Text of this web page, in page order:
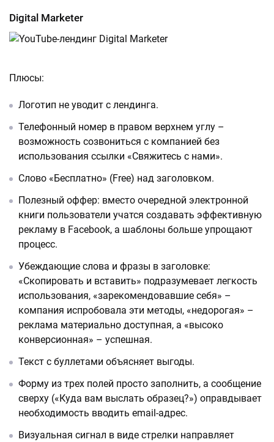
Digital Marketer
Плюсы:
Логотип не уводит с лендинга.
Телефонный номер в правом верхнем углу –
возможность созвониться с компанией без
использования ссылки «Свяжитесь с нами».
Слово «Бесплатно» (Free) над заголовком.
Полезный оффер: вместо очередной электронной
книги пользователи учатся создавать эффективную
рекламу в Facebook, а шаблоны больше упрощают
процесс.
Убеждающие слова и фразы в заголовке:
«Скопировать и вставить» подразумевает легкость
использования, «зарекомендовавшие себя» –
компания испробовала эти методы, «недорогая» –
реклама материально доступная, а «высоко
конверсионная» – успешная.
Текст с буллетами объясняет выгоды.
Форму из трех полей просто заполнить, а сообщение
сверху («Куда вам выслать образец?») оправдывает
необходимость вводить email-адрес.
Визуальная сигнал в виде стрелки направляет